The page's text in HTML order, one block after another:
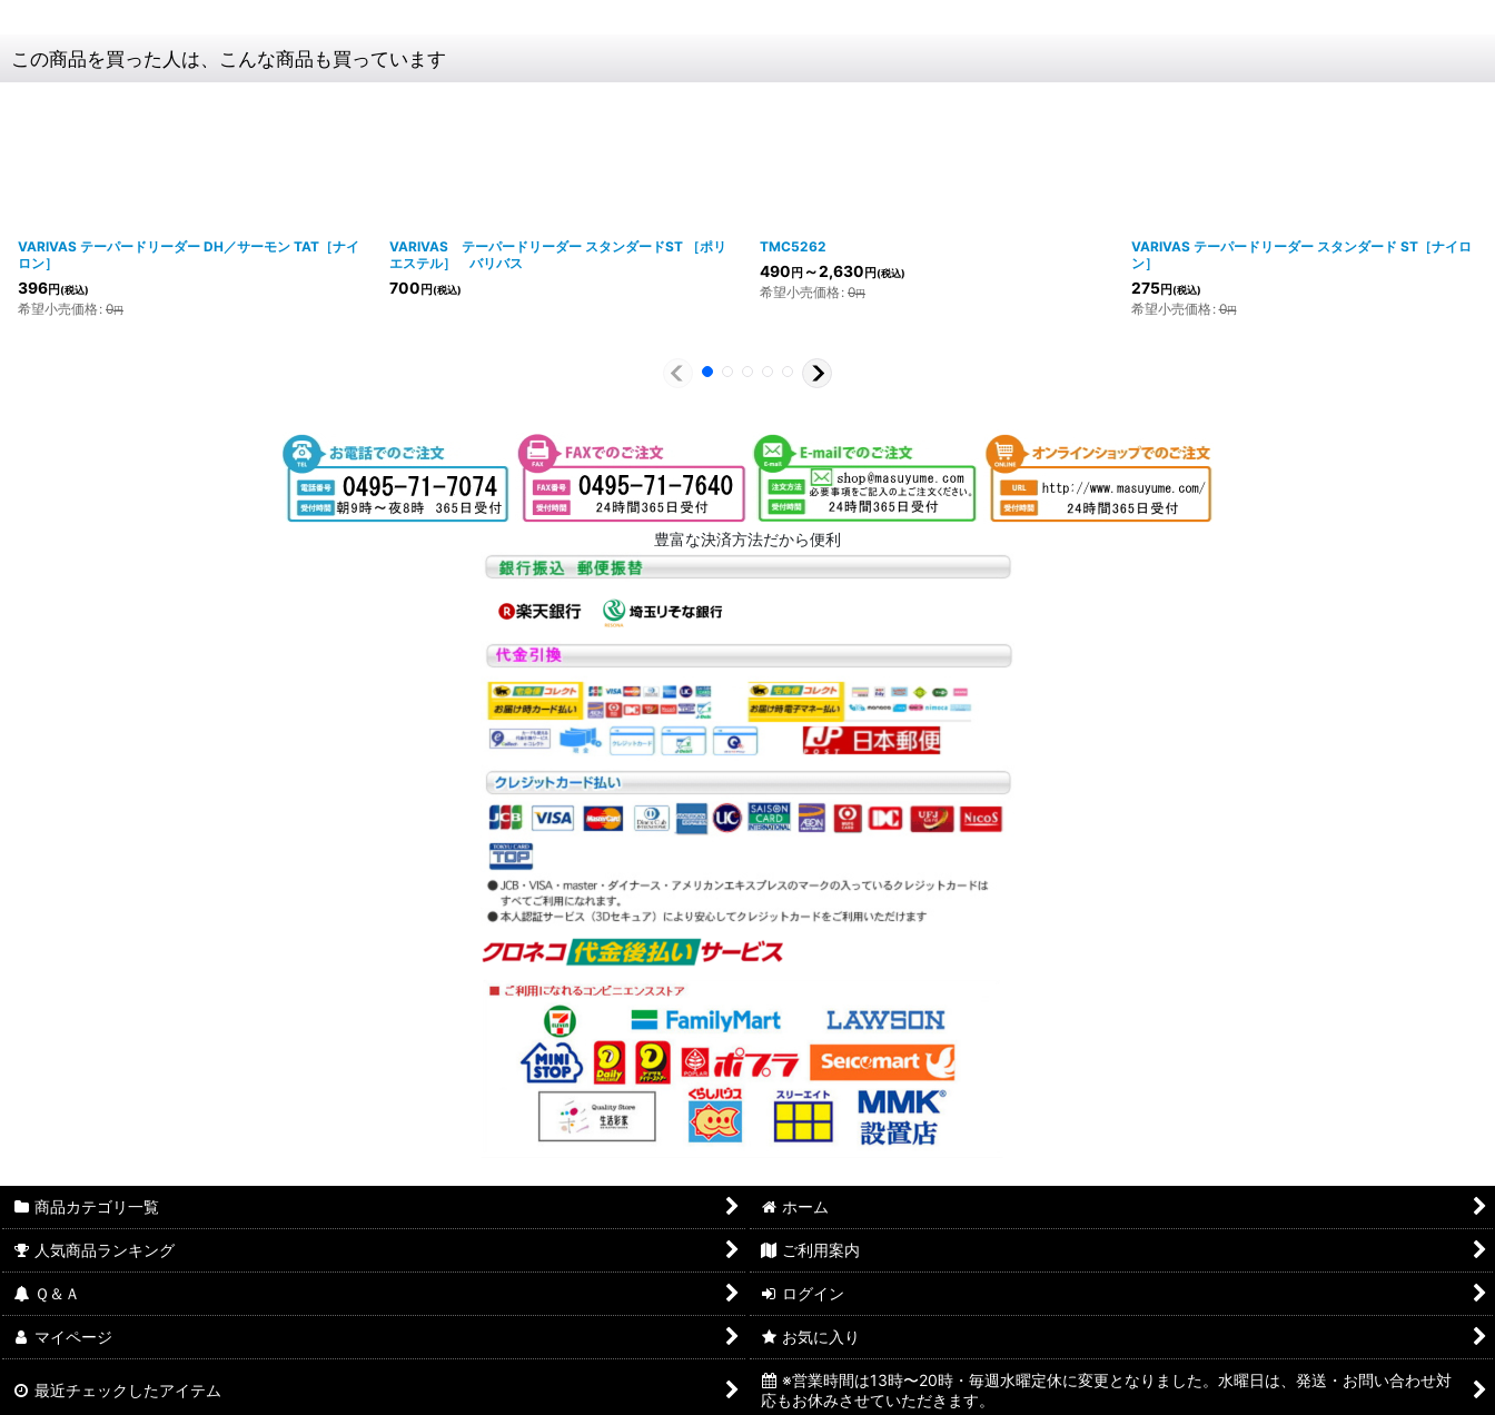
この商品を買った人は、こんな商品も買っています
VARIVAS テーパードリーダー DH／サーモン TAT［ナイ
ロン］
396円(税込)
希望小売価格: 0円
VARIVAS テーパードリーダー スタンダードST ［ポリ
エステル］ バリバス
700 円(税込)
TMC5262
490 円 ～2,630 円(税込)
希望小売価格: 0円
VARIVAS テーパードリーダー スタンダード ST［ナイロ
ン］
275円(税込)
希望小売価格: 0円
豊富な決済方法だから便利
商品カテゴリ一覧 ホーム
人気商品ランキング ご利用案内
Ｑ＆Ａ ログイン
マイページ お気に入り
最近チェックしたアイテム
※営業時間は13時〜20時・毎週水曜定休に変更となりました。水曜日は、発送・お問い合わせ対
応もお休みさせていただきます。